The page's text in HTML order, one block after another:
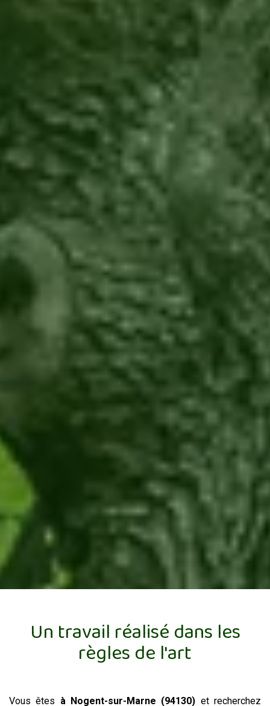
Un travail réalisé dans les
règles de l'art
Vous êtes à Nogent-sur-Marne (94130) et recherchez